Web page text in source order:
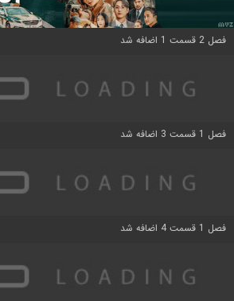
فصل 2 قسمت 1 اضافه شد
فصل 1 قسمت 3 اضافه شد
فصل 1 قسمت 4 اضافه شد